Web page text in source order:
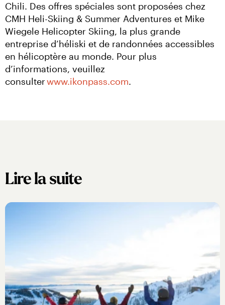
Chili. Des offres spéciales sont proposées chez
CMH Heli-Skiing & Summer Adventures et Mike
Wiegele Helicopter Skiing, la plus grande
entreprise d’héliski et de randonnées accessibles
en hélicoptère au monde. Pour plus
d’informations, veuillez
consulter www.ikonpass.com.
Lire la suite